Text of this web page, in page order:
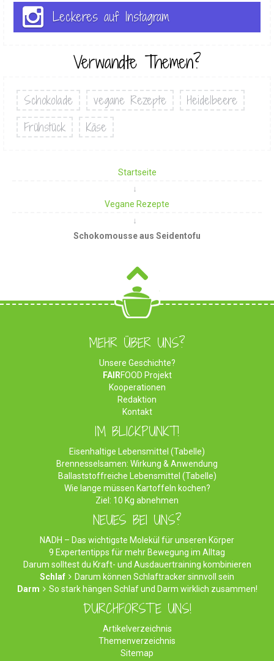
Leckeres auf Instagram
Verwandte Themen?
Schokolade vegane Rezepte
Heidelbeere
Frühstück
Käse
Startseite
Vegane Rezepte
Schokomousse aus Seidentofu
MEHR ÜBER UNS?
Unsere Geschichte?
FAIRFOOD Projekt
Kooperationen
Redaktion
Kontakt
IM BLICKPUNKT!
Eisenhaltige Lebensmittel (Tabelle)
Brennesselsamen: Wirkung & Anwendung
Ballaststoffreiche Lebensmittel (Tabelle)
Wie lange müssen Kartoffeln kochen?
Ziel: 10 Kg abnehmen
NEUES BEI UNS?
NADH – Das wichtigste Molekül für unseren Körper
9 Expertentipps für mehr Bewegung im Alltag
Darum solltest du Kraft- und Ausdauertraining kombinieren
Schlaf
Darum können Schlaftracker sinnvoll sein
Darm
So stark hängen Schlaf und Darm wirklich zusammen!
DURCHFORSTE UNS!
Artikelverzeichnis
Themenverzeichnis
Sitemap